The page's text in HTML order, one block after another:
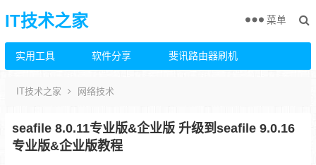
IT技术之家
实用工具 软件分享 斐讯路由器刷机
菜单
IT技术之家 网络技术
seafile 8.0.11专业版&企业版 升级到seafile 9.0.16
专业版&企业版教程